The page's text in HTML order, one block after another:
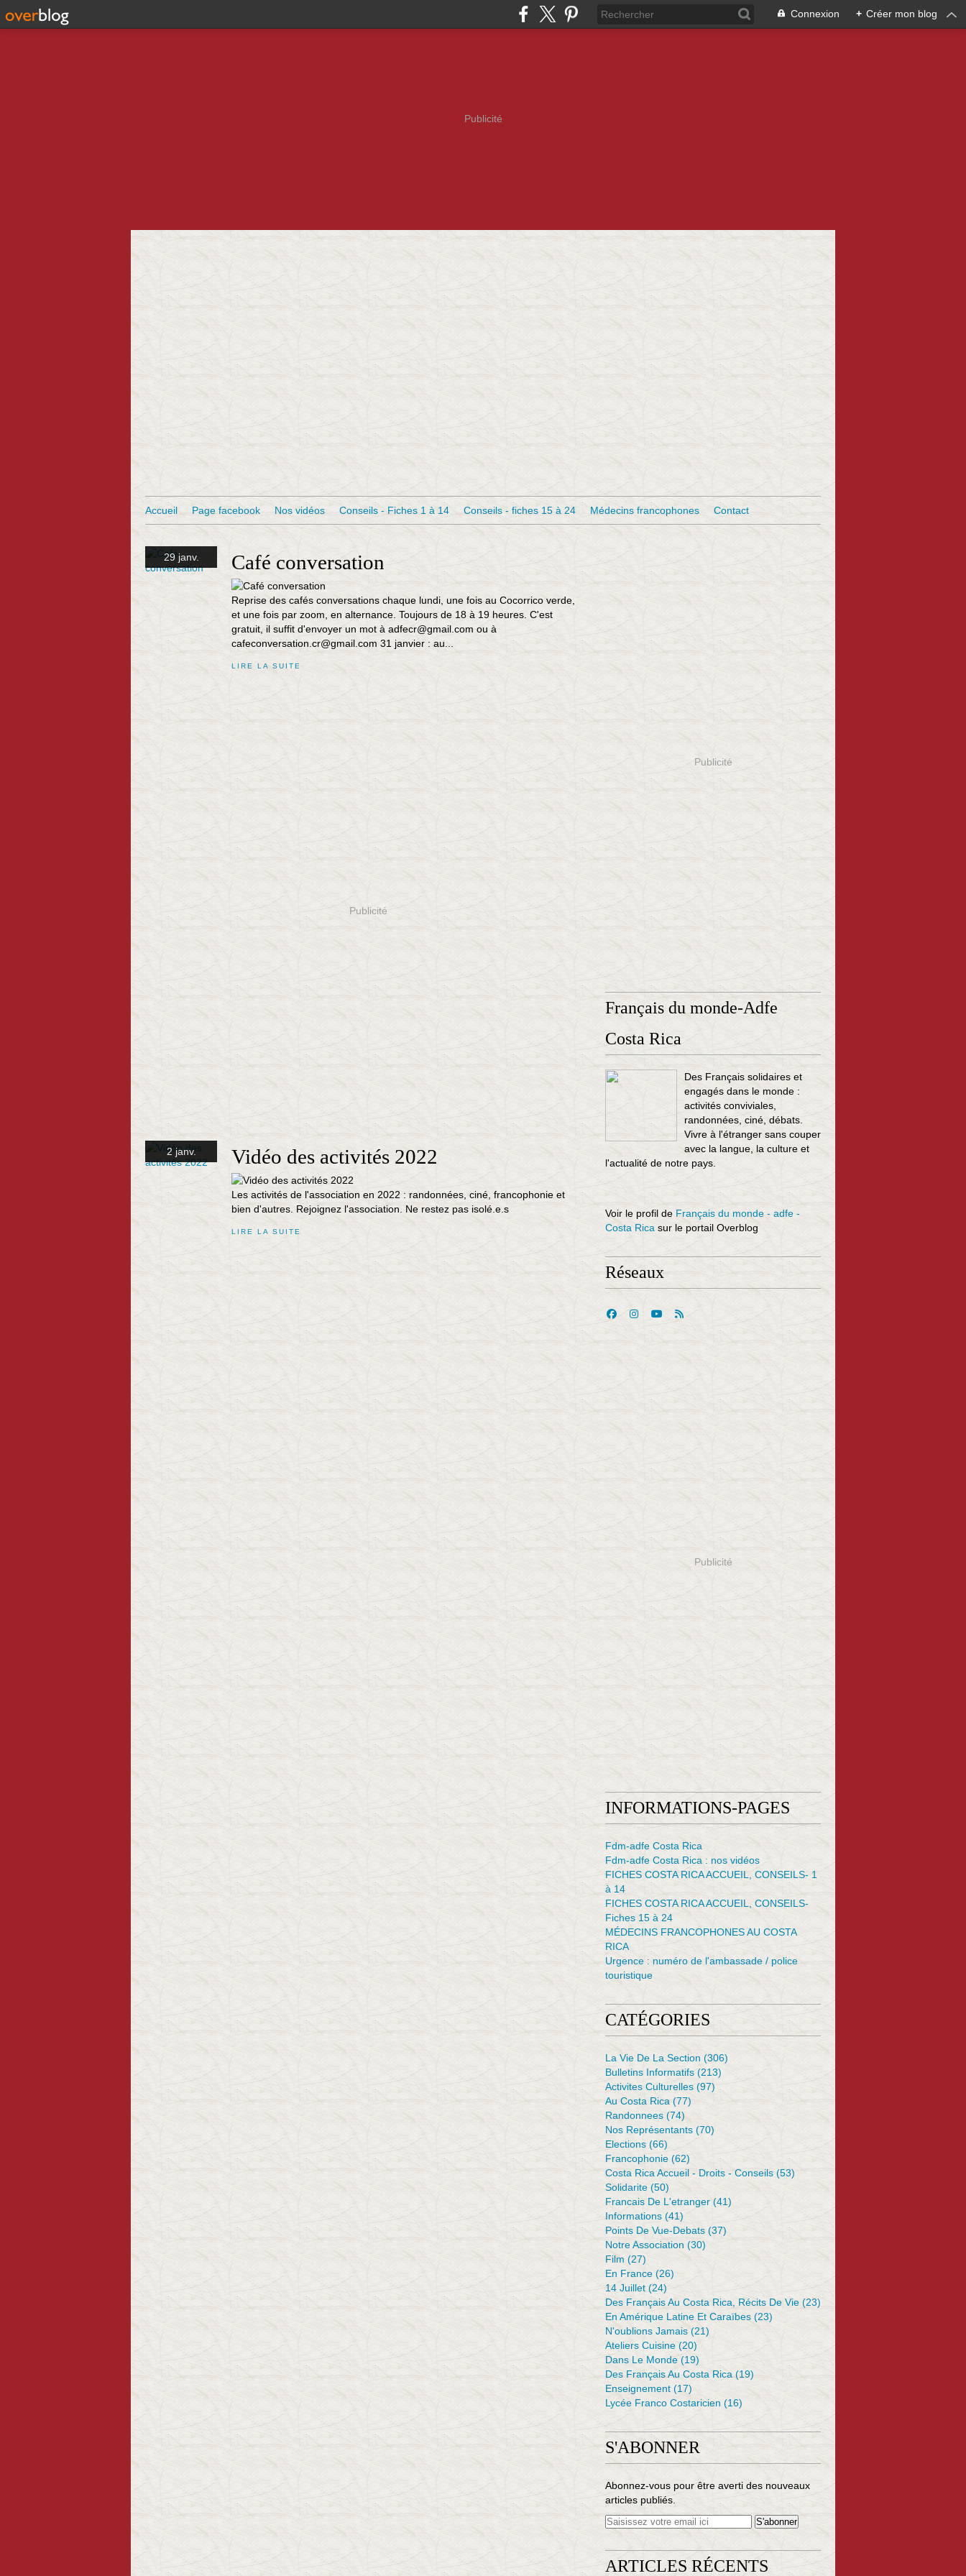
Connexion + Créer mon blog
Publicité
Accueil Page facebook Nos vidéos Conseils - Fiches 1 à 14 Conseils - fiches 15 à 24 Médecins francophones Contact
29 janv. Café conversation
Reprise des cafés conversations chaque lundi, une fois au Cocorrico verde,
et une fois par zoom, en alternance. Toujours de 18 à 19 heures. C'est
gratuit, il suffit d'envoyer un mot à adfecr@gmail.com ou à
cafeconversation.cr@gmail.com 31 janvier : au...
LIRE LA SUITE
Publicité
2 janv. Vidéo des activités 2022
Les activités de l'association en 2022 : randonnées, ciné, francophonie et
bien d'autres. Rejoignez l'association. Ne restez pas isolé.e.s
LIRE LA SUITE
Publicité
Français du monde-Adfe
Costa Rica
Des Français solidaires et
engagés dans le monde :
activités conviviales,
randonnées, ciné, débats.
Vivre à l'étranger sans couper
avec la langue, la culture et
l'actualité de notre pays.
Voir le profil de Français du monde - adfe -
Costa Rica sur le portail Overblog
Réseaux
Publicité
INFORMATIONS-PAGES
Fdm-adfe Costa Rica
Fdm-adfe Costa Rica : nos vidéos
FICHES COSTA RICA ACCUEIL, CONSEILS- 1
à 14
FICHES COSTA RICA ACCUEIL, CONSEILS-
Fiches 15 à 24
MÉDECINS FRANCOPHONES AU COSTA
RICA
Urgence : numéro de l'ambassade / police
touristique
CATÉGORIES
La Vie De La Section (306)
Bulletins Informatifs(213)
Activites Culturelles (97)
Au Costa Rica (77)
Randonnees (74)
Nos Représentants (70)
Elections (66)
Francophonie (62)
Costa Rica Accueil - Droits - Conseils (53)
Solidarite (50)
Francais De L'etranger (41)
Informations (41)
Points De Vue-Debats (37)
Notre Association (30)
Film (27)
En France (26)
14 Juillet (24)
Des Français Au Costa Rica, Récits De Vie (23)
En Amérique Latine Et Caraïbes (23)
N'oublions Jamais (21)
Ateliers Cuisine (20)
Dans Le Monde (19)
Des Français Au Costa Rica (19)
Enseignement (17)
Lycée Franco Costaricien (16)
S'ABONNER
Abonnez-vous pour être averti des nouveaux
articles publiés.
ARTICLES RÉCENTS